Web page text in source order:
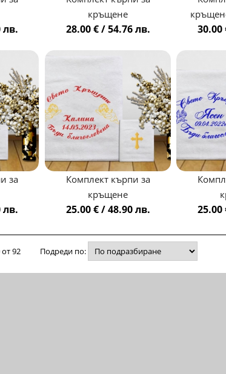
лв.
кръщене
28.00 € / 54.76 лв. 30.00
за
лв.
Комплект кърпи за
кръщене
25.00 € / 48.90 лв. 25.00
92 Подреди по: